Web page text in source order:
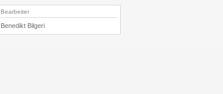
Bearbeiter
Benedikt Bilgeri